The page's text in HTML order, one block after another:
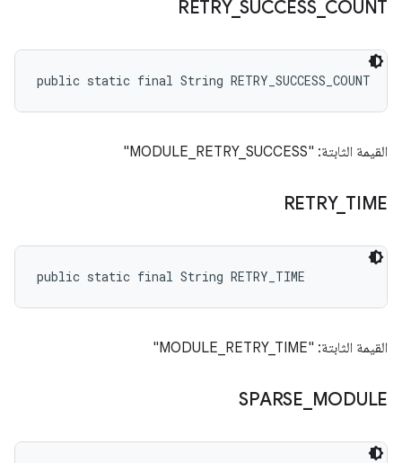
RETRY_SUCCESS_ COUNT
public static final String RETRY_SUCCESS_COUNT
القيمة الثابتة: "MODULE_RETRY_SUCCESS"
RETRY_ TIME
public static final String RETRY_TIME
القيمة الثابتة: "MODULE_RETRY_TIME"
SPARSE MODULE